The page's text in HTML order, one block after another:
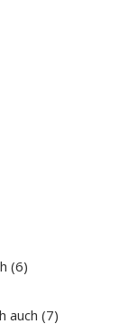
(6)
auch (7)